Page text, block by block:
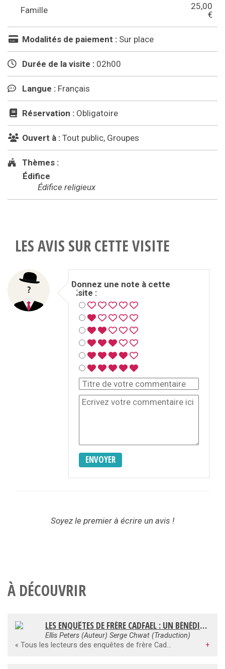
Famille
25,00
€
Modalités de paiement : Sur place
Durée de la visite : 02h00
Langue : Français
Réservation : Obligatoire
Ouvert à : Tout public, Groupes
Thèmes :
Édifice
Édifice religieux
LES AVIS SUR CETTE VISITE
Donnez une note à cette
visite :
ENVOYER
Soyez le premier à écrire un avis !
À DÉCOUVRIR
LES ENQUÊTES DE FRÈRE CADFAEL : UN BÉNÉDICTIN PAS ORDINAIRE
Ellis Peters (Auteur) Serge Chwat (Traduction)
« Tous les lecteurs des enquêtes de frère Cadfael se sont posé la question. Comment ce robuste Gallois, "homme d'armes accompli, brusque et insubordonné, qui ne revenait jamais sur sa parole", s'est-il transformé, à son retour des guerres d'Orient et de Normandie, en pieux moine herboriste doublé d'un policier amateur ? La réponse figure dans l'un des trois récits que rassemble ce recueil. Si le soldat démobilisé n'avait pas eu à déjouer un infâme complot ourdi par son ancien chef contre l'abbaye de Shrewsbury, il n'eût pas eu l'idée de finir ses jours dans ce lieu de paix. Signalons aussi une histoire de chandeliers dérobés où l'on voit frère Cadfael confondre une jolie voleuse, mais s'abstenir de la dénoncer. Car un moine qui a vécu, et parfois péché, ne sera jamais un flic sans âme. »P.-J. F., L'Express
+